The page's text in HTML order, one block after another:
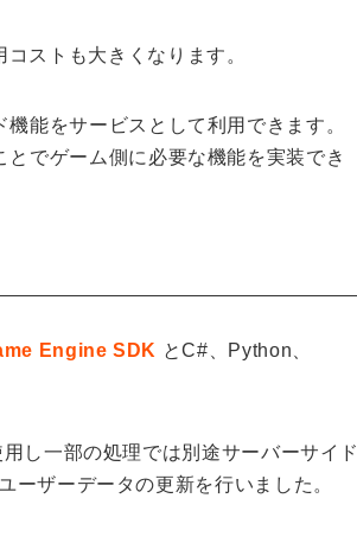
ストも大きくなります。
能をサービスとして利用できます。
でゲーム側に必要な機能を実装でき
Engine SDK とC#、Python、
し一部の処理では別途サーバーサイド
ザーデータの更新を行いました。